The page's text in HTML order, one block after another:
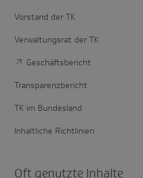
Vorstand der TK
Verwaltungsrat der TK
Geschäftsbericht
Transparenzbericht
TK im Bundesland
Inhaltliche Richtlinien
Oft genutzte Inhalte